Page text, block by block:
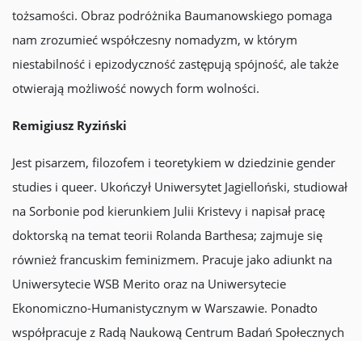
tożsamości. Obraz podróżnika Baumanowskiego pomaga
nam zrozumieć współczesny nomadyzm, w którym
niestabilność i epizodyczność zastępują spójność, ale także
otwierają możliwość nowych form wolności.
Remigiusz Ryziński
Jest pisarzem, filozofem i teoretykiem w dziedzinie gender
studies i queer. Ukończył Uniwersytet Jagielloński, studiował
na Sorbonie pod kierunkiem Julii Kristevy i napisał pracę
doktorską na temat teorii Rolanda Barthesa; zajmuje się
również francuskim feminizmem. Pracuje jako adiunkt na
Uniwersytecie WSB Merito oraz na Uniwersytecie
Ekonomiczno-Humanistycznym w Warszawie. Ponadto
współpracuje z Radą Naukową Centrum Badań Społecznych